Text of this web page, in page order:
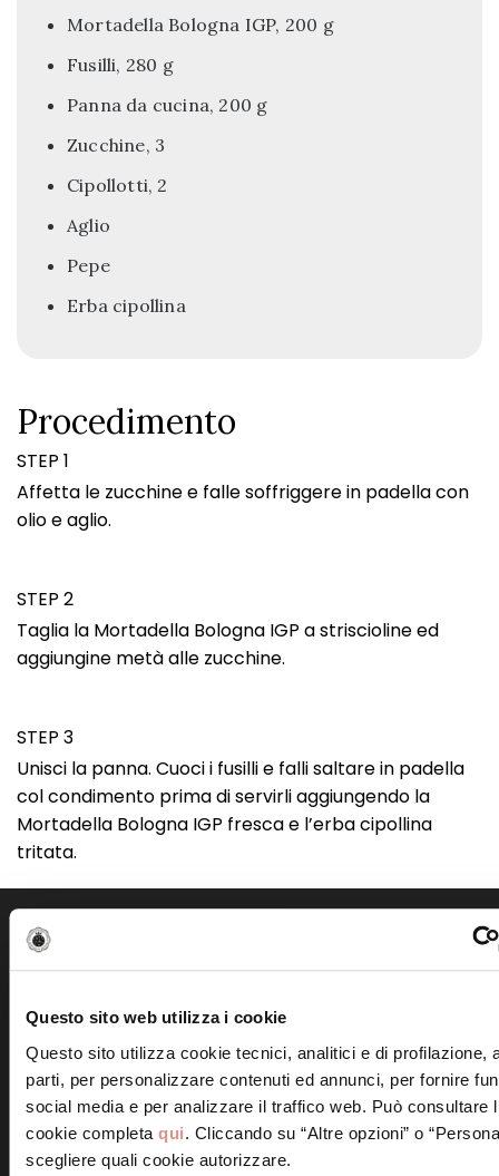
Questo sito web utilizza i cookie
Questo sito utilizza cookie tecnici, analitici e di profilazione,
parti, per personalizzare contenuti ed annunci, per fornire
social media e per analizzare il traffico web. Può consultare
cookie completa qui. Cliccando su “Altre opzioni” o
scegliere quali cookie autorizzare.
Mortadella Bologna IGP, 200 g
Fusilli, 280 g
Panna da cucina, 200 g
Zucchine, 3
Cipollotti, 2
Aglio
Pepe
Erba cipollina
Procedimento
STEP 1
Affetta le zucchine e falle soffriggere in padella con
olio e aglio.
STEP 2
Taglia la Mortadella Bologna IGP a striscioline ed
aggiungine metà alle zucchine.
STEP 3
Unisci la panna. Cuoci i fusilli e falli saltare in padella
col condimento prima di servirli aggiungendo la
Mortadella Bologna IGP fresca e l’erba cipollina
tritata.
Scopri altre ricette simili
Frittelle alla Mortadella
Bologna IGP
Involtini di Mortadella
Bologna IGP e ricotta